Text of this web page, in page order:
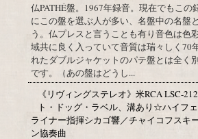
仏PATHÉ盤。1967年録音。現在でもこの
にこの盤を選ぶ人が多い、名盤中の名盤
う。仏プレスと言うことも有り音色は色
域共に良く入っていて音質は瑞々しく70
れたダブルジャケットのパテ盤とは全く
です。（あの盤はどうし...
《リヴィングステレオ》米RCA LSC-
ト・ドッグ・ラベル、溝あり☆ハイフェ
ライナー指揮シカゴ響／チャイコフスキ
ン協奏曲